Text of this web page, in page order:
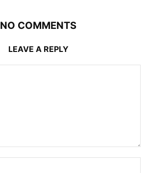
NO COMMENTS
LEAVE A REPLY